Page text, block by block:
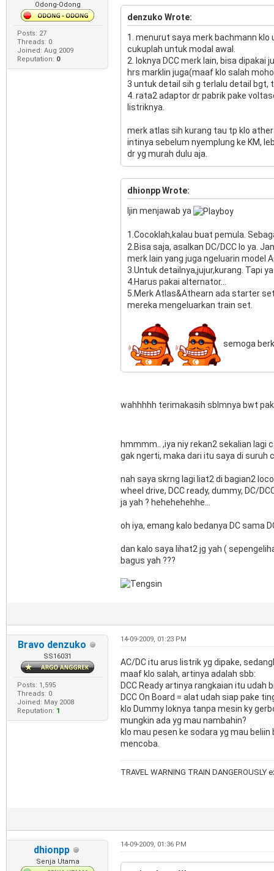
Odong-Odong
Posts: 27
Threads: 0
Joined: Aug 2009
Reputation: 0
denzuko Wrote:
1. menurut saya merk bachmann klo
cukuplah untuk modal awal.
2. loknya DCC merk lain, bisa
hrs marklin juga(maaf klo salah
3 untuk detail sih g terlalu detail bgt,
4. rata2 adaptor dr pabrik pake
listriknya.
merk atlas sih kurang tau tp klo
intinya sebelum nyemplung ke KM,
dr yg murah dulu aja.
dhionpp Wrote:
Ijin menjawab ya
1.Cocoklah,kalau buat pemula.
2.Bisa saja, asalkan DC/DCC lo ya.
merk lain yang juga ngeluarin model
3.Untuk detailnya,jujur,kurang. Tapi
4.Harus pakai alternator...
5.Merk Atlas&Athearn ada starter
mereka mengeluarkan train set.
semoga
wahhhhh terimakasih sblmnya bwt
hmmmm.. ,iya niy rekan2 sekalian lagi
gak ngerti, maka dari itu saya di suruh
nah saya skrng lagi liat2 di bagian2
wheel drive, DCC ready, dummy, DC/
ja yah ? hehehehehhe...
oh iya, emang kalo bedanya DC sama
dan kalo saya lihat2 jg yah (
bagus yah ???
Bravo denzuko
SS16031
Posts: 1,595
Threads: 0
Joined: May 2008
Reputation: 1
14-09-2009, 01:23 PM
AC/DC itu arus listrik yg dipake,
maaf klo salah, artinya adalah sbb:
DCC Ready artinya rangkaian itu udah
DCC On Board = alat udah siap pake
klo Dummy loknya tanpa mesin ky
mungkin ada yg mau nambahin?
klo mau pesen ke sodara yg mau
mencoba.
TRAVEL WARNING TRAIN DANGEROUSLY
dhionpp
Senja Utama
14-09-2009, 01:36 PM